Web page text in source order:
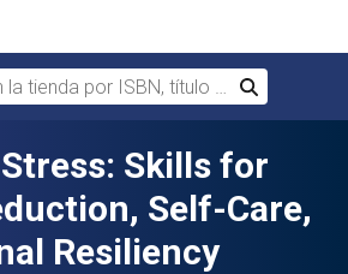
tienda por ISBN, título o autor
Buscar
Skills for
Self-Care,
Resiliency